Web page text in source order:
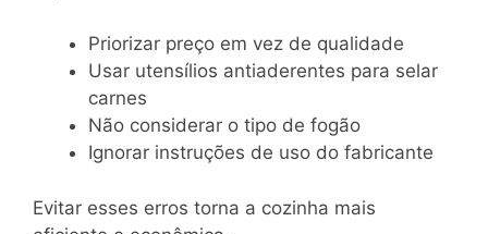
Priorizar preço em vez de qualidade
Usar utensílios antiaderentes para selar
carnes
Não considerar o tipo de fogão
Ignorar instruções de uso do fabricante
Evitar esses erros torna a cozinha mais